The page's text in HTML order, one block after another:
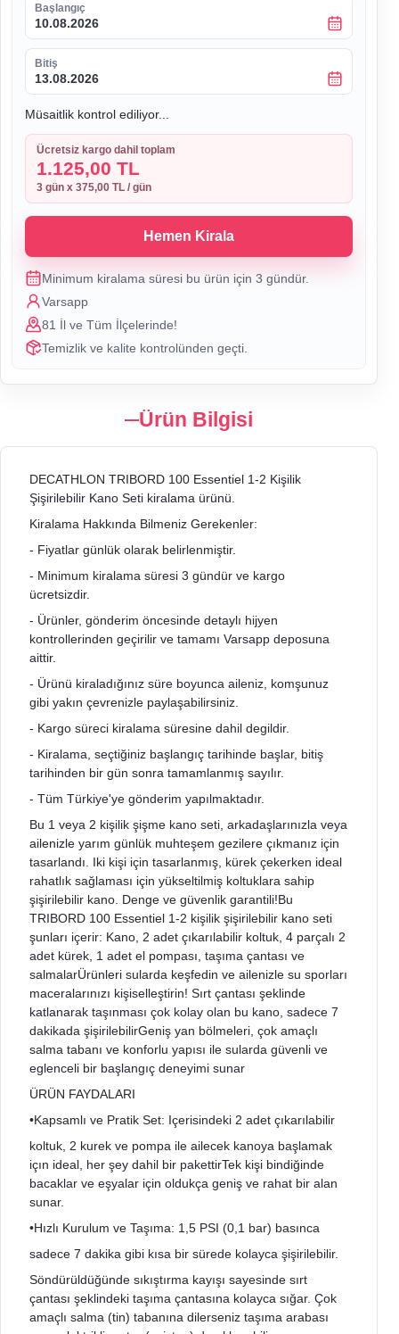
Başlangıç
10.08.2026
Bitiş
13.08.2026
Müsaitlik kontrol ediliyor...
Ücretsiz kargo dahil toplam
1.125,00 TL
3 gün x 375,00 TL / gün
Hemen Kirala
Minimum kiralama süresi bu ürün için 3 gündür.
Varsapp
81 İl ve Tüm İlçelerinde!
Temizlik ve kalite kontrolünden geçti.
Ürün Bilgisi
DECATHLON TRIBORD 100 Essentiel 1-2 Kişilik
Şişirilebilir Kano Seti kiralama ürünü.
Kiralama Hakkında Bilmeniz Gerekenler:
- Fiyatlar günlük olarak belirlenmiştir.
- Minimum kiralama süresi 3 gündür ve kargo
ücretsizdir.
- Ürünler, gönderim öncesinde detaylı hijyen
kontrollerinden geçirilir ve tamamı Varsapp deposuna
aittir.
- Ürünü kiraladığınız süre boyunca aileniz, komşunuz
gibi yakın çevrenizle paylaşabilirsiniz.
- Kargo süreci kiralama süresine dahil degildir.
- Kiralama, seçtiğiniz başlangıç tarihinde başlar, bitiş
tarihinden bir gün sonra tamamlanmış sayılır.
- Tüm Türkiye'ye gönderim yapılmaktadır.
Bu 1 veya 2 kişilik şişme kano seti, arkadaşlarınızla veya
ailenizle yarım günlük muhteşem gezilere çıkmanız için
tasarlandı. Iki kişi için tasarlanmış, kürek çekerken ideal
rahatlık sağlaması için yükseltilmiş koltuklara sahip
şişirilebilir kano. Denge ve güvenlik garantili!Bu
TRIBORD 100 Essentiel 1-2 kişilik şişirilebilir kano seti
şunları içerir: Kano, 2 adet çıkarılabilir koltuk, 4 parçalı 2
adet kürek, 1 adet el pompası, taşıma çantası ve
salmalarÜrünleri sularda keşfedin ve ailenizle su sporları
maceralarınızı kişiselleştirin! Sırt çantası şeklinde
katlanarak taşınması çok kolay olan bu kano, sadece 7
dakikada şişirilebilirGeniş yan bölmeleri, çok amaçlı
salma tabanı ve konforlu yapısı ile sularda güvenli ve
eglenceli bir başlangıç deneyimi sunar
ÜRÜN FAYDALARI
•Kapsamlı ve Pratik Set: Içerisindeki 2 adet çıkarılabilir
koltuk, 2 kurek ve pompa ile ailecek kanoya başlamak
içın ideal, her şey dahil bir pakettirTek kişi bindiğinde
bacaklar ve eşyalar için oldukça geniş ve rahat bir alan
sunar.
•Hızlı Kurulum ve Taşıma: 1,5 PSI (0,1 bar) basınca
sadece 7 dakika gibi kısa bir sürede kolayca şişirilebilir.
Söndürüldüğünde sıkıştırma kayışı sayesinde sırt
çantası şeklindeki taşıma çantasına kolayca sığar. Çok
amaçlı salma (tin) tabanına dilerseniz taşıma arabası